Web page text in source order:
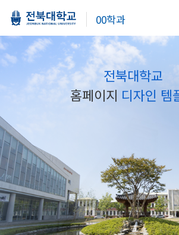
00학과
전북대학교
홈페이지 디자인 템